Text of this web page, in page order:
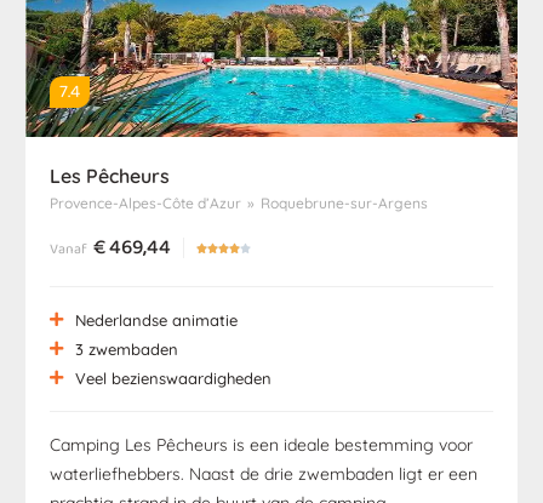
7.4
Les Pêcheurs
Provence-Alpes-Côte d’Azur » Roquebrune-sur-Argens
Vanaf €469,44 
Nederlandse animatie
3 zwembaden
Veel bezienswaardigheden
Camping Les Pêcheurs is een ideale bestemming voor
waterliefhebbers. Naast de drie zwembaden ligt er een